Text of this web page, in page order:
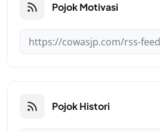
Pojok Motivasi
Pojok Histori